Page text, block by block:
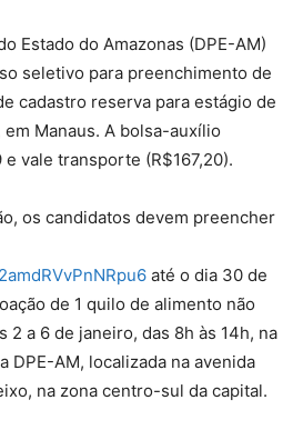
Estado do Amazonas (DPE-AM)
seletivo para preenchimento de
cadastro reserva para estágio de
Manaus. A bolsa-auxílio
vale transporte (R$167,20).
os candidatos devem preencher
até o dia 30 de
de 1 quilo de alimento não
2 a 6 de janeiro, das 8h às 14h, na
DPE-AM, localizada na avenida
na zona centro-sul da capital.